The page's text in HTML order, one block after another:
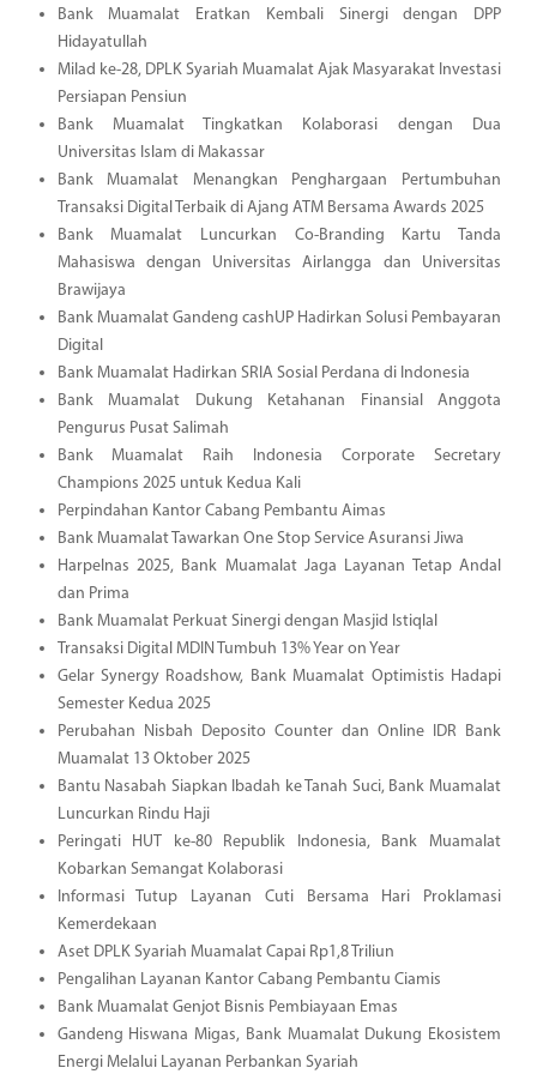
Bank Muamalat Eratkan Kembali Sinergi dengan DPP
Hidayatullah
Milad ke-28, DPLK Syariah Muamalat Ajak Masyarakat Investasi
Persiapan Pensiun
Bank Muamalat Tingkatkan Kolaborasi dengan Dua
Universitas Islam di Makassar
Bank Muamalat Menangkan Penghargaan Pertumbuhan
Transaksi Digital Terbaik di Ajang ATM Bersama Awards 2025
Bank Muamalat Luncurkan Co-Branding Kartu Tanda
Mahasiswa dengan Universitas Airlangga dan Universitas
Brawijaya
Bank Muamalat Gandeng cashUP Hadirkan Solusi Pembayaran
Digital
Bank Muamalat Hadirkan SRIA Sosial Perdana di Indonesia
Bank Muamalat Dukung Ketahanan Finansial Anggota
Pengurus Pusat Salimah
Bank Muamalat Raih Indonesia Corporate Secretary
Champions 2025 untuk Kedua Kali
Perpindahan Kantor Cabang Pembantu Aimas
Bank Muamalat Tawarkan One Stop Service Asuransi Jiwa
Harpelnas 2025, Bank Muamalat Jaga Layanan Tetap Andal
dan Prima
Bank Muamalat Perkuat Sinergi dengan Masjid Istiqlal
Transaksi Digital MDIN Tumbuh 13% Year on Year
Gelar Synergy Roadshow, Bank Muamalat Optimistis Hadapi
Semester Kedua 2025
Perubahan Nisbah Deposito Counter dan Online IDR Bank
Muamalat 13 Oktober 2025
Bantu Nasabah Siapkan Ibadah ke Tanah Suci, Bank Muamalat
Luncurkan Rindu Haji
Peringati HUT ke-80 Republik Indonesia, Bank Muamalat
Kobarkan Semangat Kolaborasi
Informasi Tutup Layanan Cuti Bersama Hari Proklamasi
Kemerdekaan
Aset DPLK Syariah Muamalat Capai Rp1,8 Triliun
Pengalihan Layanan Kantor Cabang Pembantu Ciamis
Bank Muamalat Genjot Bisnis Pembiayaan Emas
Gandeng Hiswana Migas, Bank Muamalat Dukung Ekosistem
Energi Melalui Layanan Perbankan Syariah